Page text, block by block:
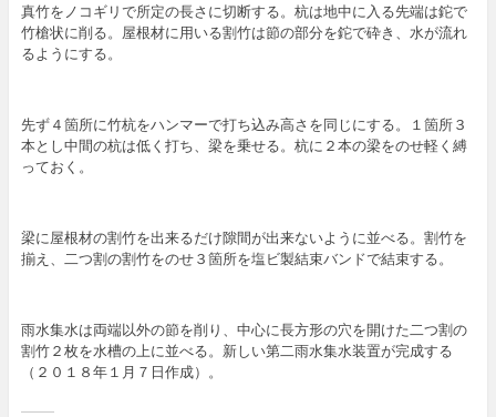
真竹をノコギリで所定の長さに切断する。杭は地中に入る先端は鉈で
竹槍状に削る。屋根材に用いる割竹は節の部分を鉈で砕き、水が流れ
るようにする。
先ず４箇所に竹杭をハンマーで打ち込み高さを同じにする。１箇所３
本とし中間の杭は低く打ち、梁を乗せる。杭に２本の梁をのせ軽く縛
っておく。
梁に屋根材の割竹を出来るだけ隙間が出来ないように並べる。割竹を
揃え、二つ割の割竹をのせ３箇所を塩ビ製結束バンドで結束する。
雨水集水は両端以外の節を削り、中心に長方形の穴を開けた二つ割の
割竹２枚を水槽の上に並べる。新しい第二雨水集水装置が完成する
（２０１８年１月７日作成）。